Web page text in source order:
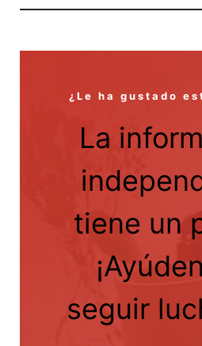
¿Le ha gustado
La
tiene un
seguir